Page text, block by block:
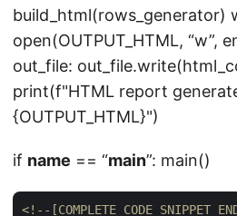
build_html(rows_generator)
open(OUTPUT_HTML, “w”,
out_file:
print(f"HTML report
{OUTPUT_HTML}")
if name == “main”: main()
<!--